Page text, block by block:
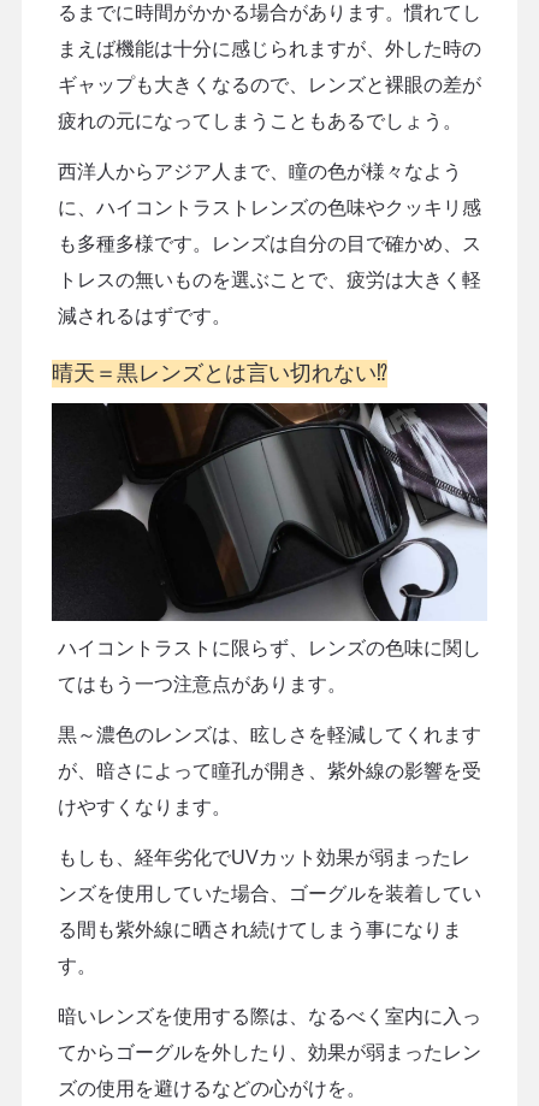
るまでに時間がかかる場合があります。慣れてし
まえば機能は十分に感じられますが、外した時の
ギャップも大きくなるので、レンズと裸眼の差が
疲れの元になってしまうこともあるでしょう。
西洋人からアジア人まで、瞳の色が様々なよう
に、ハイコントラストレンズの色味やクッキリ感
も多種多様です。レンズは自分の目で確かめ、ス
トレスの無いものを選ぶことで、疲労は大きく軽
減されるはずです。
晴天＝黒レンズとは言い切れない⁉︎
ハイコントラストに限らず、レンズの色味に関し
てはもう一つ注意点があります。
黒～濃色のレンズは、眩しさを軽減してくれます
が、暗さによって瞳孔が開き、紫外線の影響を受
けやすくなります。
もしも、経年劣化でUVカット効果が弱まったレ
ンズを使用していた場合、ゴーグルを装着してい
る間も紫外線に晒され続けてしまう事になりま
す。
暗いレンズを使用する際は、なるべく室内に入っ
てからゴーグルを外したり、効果が弱まったレン
ズの使用を避けるなどの心がけを。